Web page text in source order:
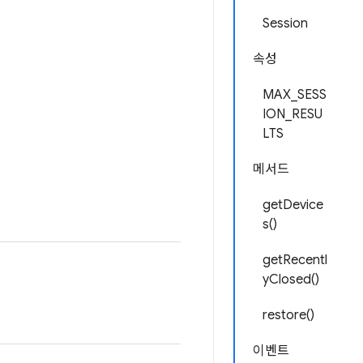
Session
속성
MAX_SESS
ION_RESU
LTS
메서드
getDevice
s()
getRecentl
yClosed()
restore()
이벤트